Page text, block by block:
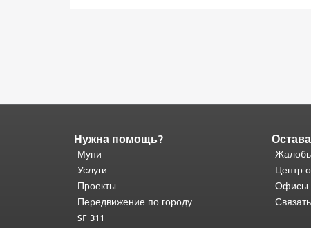
Конец
содержимого
страницы.
часть
этой
страницы
Нужна помощь?
Муни
Услуги
Проекты
Передвижение по городу
SF 311
Центр
Офисы